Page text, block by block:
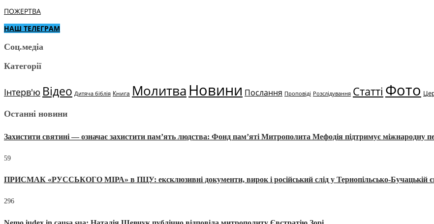
ПОЖЕРТВА
НАШ ТЕЛЕГРАМ
Соц.медіа
Категорії
Інтерв'ю Відео Дитяча біблія Книга МолитваНовини Послання Проповіді Розслідування Статті Фото
Останні новини
Захистити святині — означає захистити пам’ять людства: Фонд пам’яті Митрополита Мефодія підтримує
59
ПРИСМАК «РУССЬКОГО МІРА» в ПЦУ: ексклюзивні документи, вирок і російський слід у Тернопільсько-Бучацькій
296